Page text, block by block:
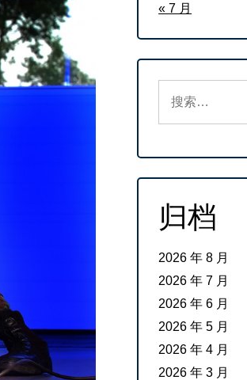
« 7 月
索：
归档
2026 年 8 月
2026 年 7 月
2026 年 6 月
2026 年 5 月
2026 年 4 月
2026 年 3 月